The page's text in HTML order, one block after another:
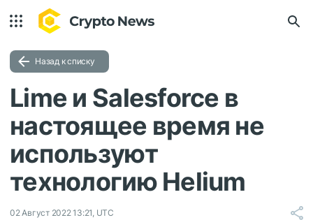
Назад к списку
Lime и Salesforce в
настоящее время не
используют
технологию Helium
02 Август 2022 13:21, UTC